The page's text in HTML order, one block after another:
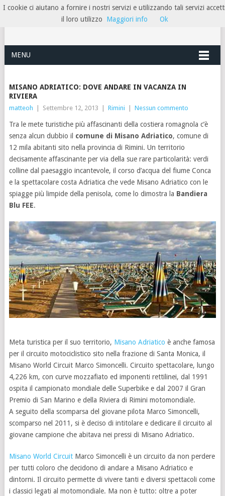
MENU
MISANO ADRIATICO: DOVE ANDARE IN VACANZA IN
RIVIERA
matteoh Settembre 12, 2013 Rimini Nessun commento
Tra le mete turistiche più affascinanti della costiera romagnola c’è
senza alcun dubbio il comune di Misano Adriatico, comune di
12 mila abitanti sito nella provincia di Rimini. Un territorio
decisamente affascinante per via della sue rare particolarità: verdi
colline dal paesaggio incantevole, il corso d’acqua del fiume Conca
e la spettacolare costa Adriatica che vede Misano Adriatico con le
spiagge più limpide della penisola, come lo dimostra la Bandiera
Blu FEE.
Meta turistica per il suo territorio, Misano Adriatico è anche famosa
per il circuito motociclistico sito nella frazione di Santa Monica, il
Misano World Circuit Marco Simoncelli. Circuito spettacolare, lungo
4,226 km, con curve mozzafiato ed imponenti rettilinei, dal 1991
ospita il campionato mondiale delle Superbike e dal 2007 il Gran
Premio di San Marino e della Riviera di Rimini motomondiale.
A seguito della scomparsa del giovane pilota Marco Simoncelli,
scomparso nel 2011, si è deciso di intitolare e dedicare il circuito al
giovane campione che abitava nei pressi di Misano Adriatico.
Misano World CircuitMarco Simoncelli è un circuito da non perdere
per tutti coloro che decidono di andare a Misano Adriatico e
dintorni. Il circuito permette di vivere tanti e diversi spettacoli come
i classici legati al motomondiale. Ma non è tutto: oltre a poter
I cookie ci aiutano a fornire i nostri servizi e utilizzando tali servizi
il loro utilizzo
Maggiori info Ok